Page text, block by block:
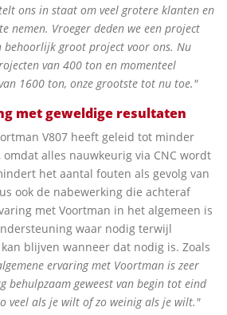
ons in staat om veel grotere klanten en
nemen. Vroeger deden we een project
behoorlijk groot project voor ons. Nu
van 400 ton en momenteel
1600 ton, onze grootste tot nu toe."
met geweldige resultaten
V807 heeft geleid tot minder
alles nauwkeurig via CNC wordt
het aantal fouten als gevolg van
ook de nabewerking die achteraf
met Voortman in het algemeen is
waar nodig terwijl
blijven wanneer dat nodig is. Zoals
ervaring met Voortman is zeer
behulpzaam geweest van begin tot eind
veel als je wilt of zo weinig als je wilt."